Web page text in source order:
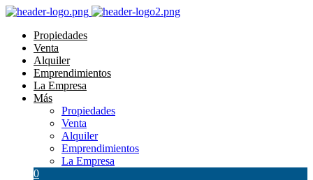
Propiedades
Venta
Alquiler
Emprendimientos
La Empresa
Más
Propiedades
Venta
Alquiler
Emprendimientos
La Empresa
0